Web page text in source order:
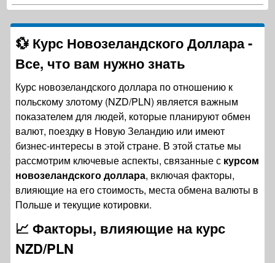
💱 Курс Новозеландского Доллара-
Все, что вам нужно знать
Курс новозеландского доллара по отношению к
польскому злотому (NZD/PLN) является важным
показателем для людей, которые планируют обмен
валют, поездку в Новую Зеландию или имеют
бизнес-интересы в этой стране. В этой статье мы
рассмотрим ключевые аспекты, связанные с курсом
новозеландского доллара, включая факторы,
влияющие на его стоимость, места обмена валюты в
Польше и текущие котировки.
📈 Факторы, влияющие на курс
NZD/PLN